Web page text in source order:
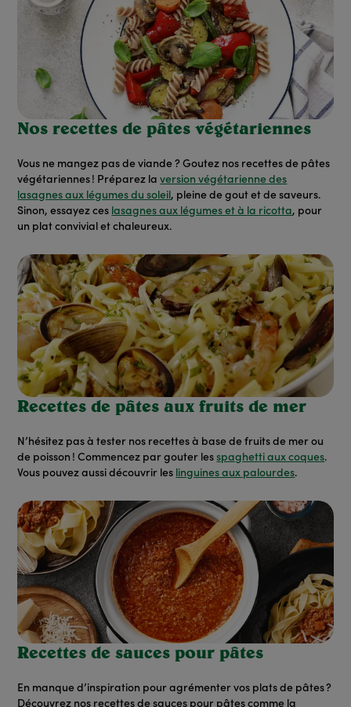
Nos recettes de pâtes végétariennes
Vous ne mangez pas de viande ? Goutez nos recettes de pâtes
végétariennes ! Préparez laversion végétarienne des
lasagnes aux légumes du soleil, pleine de gout et de saveurs.
Sinon, essayez ces lasagnes aux légumes et à la ricotta, pour
un plat convivial et chaleureux.
Recettes de pâtes aux fruits de mer
N’hésitez pas à tester nos recettes à base de fruits de mer ou
de poisson ! Commencez par gouter lesspaghetti aux coques.
Vous pouvez aussi découvrir les linguines aux palourdes.
Recettes de sauces pour pâtes
En manque d’inspiration pour agrémenter vos plats de pâtes ?
Découvrez nos recettes de sauces pour pâtes comme la